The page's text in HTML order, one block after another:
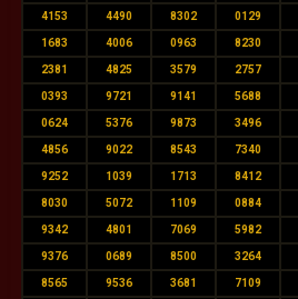
4153 4490 8302 0129
1683 4006 0963 8230
2381 4825 3579 2757
0393 9721 9141 5688
0624 5376 9873 3496
4856 9022 8543 7340
9252 1039 1713 8412
8030 5072 1109 0884
9342 4801 7069 5982
9376 0689 8500 3264
8565 9536 3681 7109